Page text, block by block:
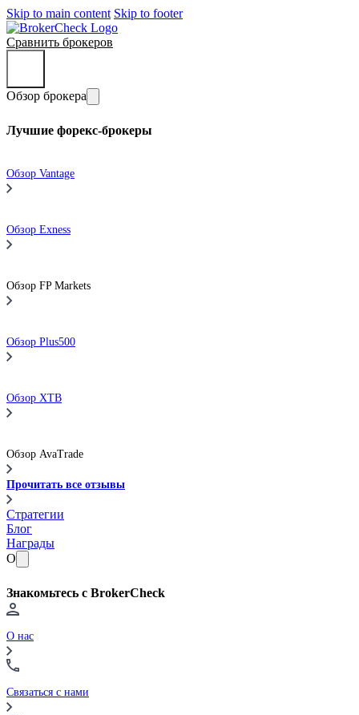
Skip to main content Skip to footer
Сравнить брокеров
Обзор брокера
Лучшие форекс-брокеры
Обзор Vantage
Обзор Exness
Обзор FP Markets
Обзор Plus500
Обзор XTB
Обзор AvaTrade
Прочитать все отзывы
Стратегии
Блог
Награды
О
Знакомьтесь с BrokerCheck
О нас
Связаться с нами